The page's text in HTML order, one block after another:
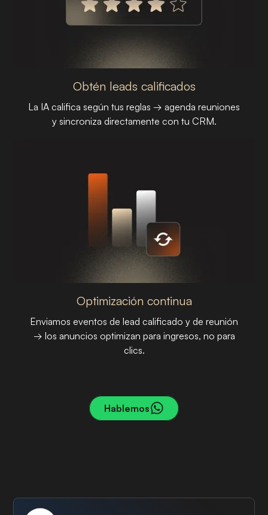
Obtén leads calificados
La IA califica según tus reglas → agenda reuniones
y sincroniza directamente con tu CRM.
Optimización continua
Enviamos eventos de lead calificado y de reunión
→ los anuncios optimizan para ingresos, no para
clics.
Hablemos